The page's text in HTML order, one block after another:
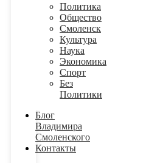
Политика
Общество
Смоленск
Культура
Наука
Экономика
Спорт
Без
Политики
Блог
Владимира
Смоленского
Контакты